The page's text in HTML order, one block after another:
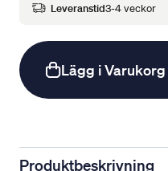
Leveranstid3-4 veckor
Lägg i Varukorg
Produktbeskrivning